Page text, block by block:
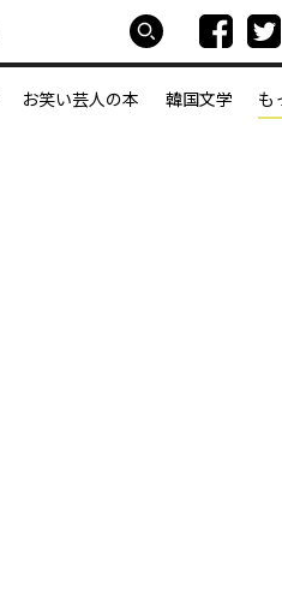
お笑い芸人の本 韓国文学 も